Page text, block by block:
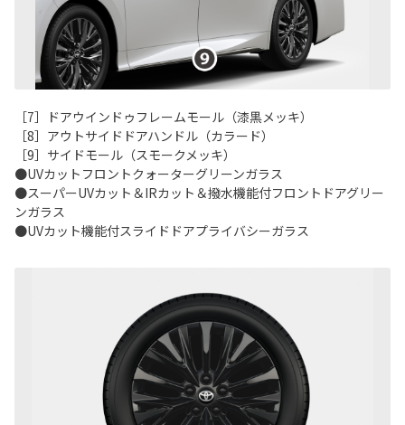
［7］ドアウインドゥフレームモール（漆黒メッキ）
［8］アウトサイドドアハンドル（カラード）
［9］サイドモール（スモークメッキ）
●UVカットフロントクォーターグリーンガラス
●スーパーUVカット＆IRカット＆撥水機能付フロントドアグリー
ンガラス
●UVカット機能付スライドドアプライバシーガラス